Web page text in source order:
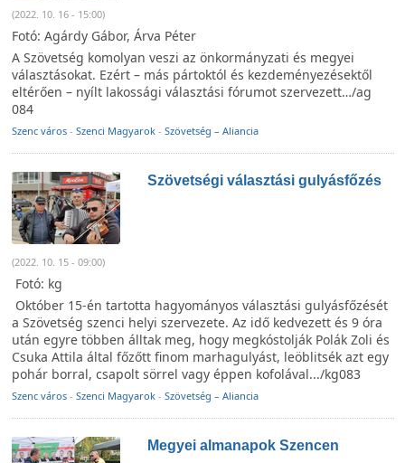
(2022. 10. 16 - 15:00)
Fotó: Agárdy Gábor, Árva Péter
A Szövetség komolyan veszi az önkormányzati és megyei
választásokat. Ezért – más pártoktól és kezdeményezésektől
eltérően – nyílt lakossági választási fórumot szervezett…/ag
084
Szenc város - Szenci Magyarok - Szövetség – Aliancia
Szövetségi választási gulyásfőzés
(2022. 10. 15 - 09:00)
Fotó: kg
Október 15-én tartotta hagyományos választási gulyásfőzését
a Szövetség szenci helyi szervezete. Az idő kedvezett és 9 óra
után egyre többen álltak meg, hogy megkóstolják Polák Zoli és
Csuka Attila által főzőtt finom marhagulyást, leöblitsék azt egy
pohár borral, csapolt sörrel vagy éppen kofolával.../kg083
Szenc város - Szenci Magyarok - Szövetség – Aliancia
Megyei almanapok Szencen